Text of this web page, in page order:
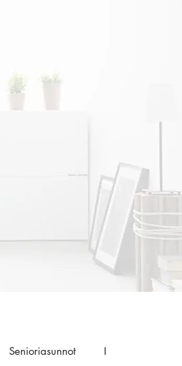
Senioriasunnot I